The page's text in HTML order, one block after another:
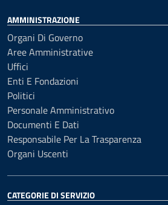
AMMINISTRAZIONE
Organi Di Governo
Aree Amministrative
Uffici
Enti E Fondazioni
Politici
Personale Amministrativo
Documenti E Dati
Responsabile Per La Trasparenza
Organi Uscenti
CATEGORIE DI SERVIZIO